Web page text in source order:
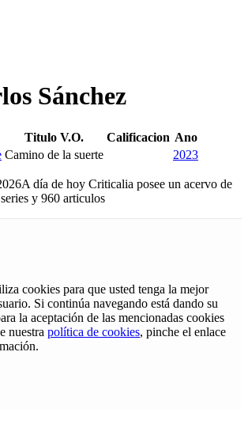
Sánchez
Titulo V.O. Calificacion Ano
Camino de la suerte 2023
A día de hoy Criticalia posee un acervo de
y 960 articulos
cookies para que usted tenga la mejor
Si continúa navegando está dando su
la aceptación de las mencionadas cookies
nuestra política de cookies, pinche el enlace